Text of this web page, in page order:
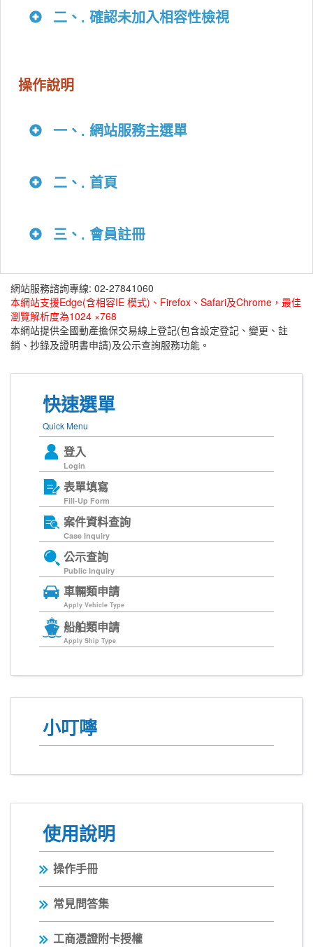
二、. 確認未加入相容性檢視
操作說明
一、. 網站服務主選單
二、. 首頁
三、. 會員註冊
網站服務諮詢專線: 02-27841060
本網站支援Edge(含相容IE 模式)、Firefox、Safari及Chrome，最佳
瀏覽解析度為1024 ×768
本網站提供全國動產擔保交易線上登記(包含設定登記、變更、註
銷、抄錄及證明書申請)及公示查詢服務功能。
快速選單
Quick Menu
登入
Login
表單填寫
Fill-Up Form
案件資料查詢
Case Inquiry
公示查詢
Public Inquiry
車輛類申請
Apply Vehicle Type
船舶類申請
Apply Ship Type
小叮嚀
使用說明
操作手冊
常見問答集
工商憑證附卡授權